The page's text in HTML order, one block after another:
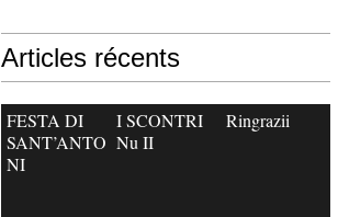
Articles récents
FESTA DI
SANT’ANTO
NI
I SCONTRI
Nu II
Ringrazii